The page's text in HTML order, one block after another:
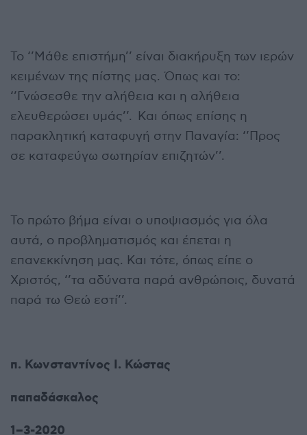
Το ‘’Μάθε επιστήμη’’ είναι διακήρυξη των ιερών
κειμένων της πίστης μας. Όπως και το:
‘’Γνώσεσθε την αλήθεια και η αλήθεια
ελευθερώσει υμάς’’. Και όπως επίσης η
παρακλητική καταφυγή στην Παναγία: ‘’Προς
σε καταφεύγω σωτηρίαν επιζητών’’.
Το πρώτο βήμα είναι ο υποψιασμός για όλα
αυτά, ο προβληματισμός και έπεται η
επανεκκίνηση μας. Και τότε, όπως είπε ο
Χριστός, ‘’τα αδύνατα παρά ανθρώποις, δυνατά
παρά τω Θεώ εστί’’.
π. Κωνσταντίνος Ι. Κώστας
παπαδάσκαλος
1–3-2020